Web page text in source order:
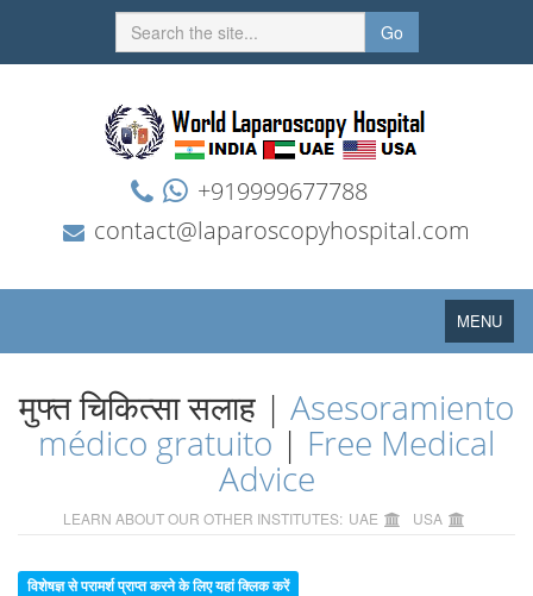
Go
+919999677788
contact@laparoscopyhospital.com
Toggle
navigation
MENU
मुफ्त चिकित्सा सलाह | Asesoramiento
médico gratuito| Free Medical
Advice
LEARN ABOUT OUR OTHER INSTITUTES: UAE USA
विशेषज्ञ से परामर्श प्राप्त करने के लिए यहां क्लिक करें